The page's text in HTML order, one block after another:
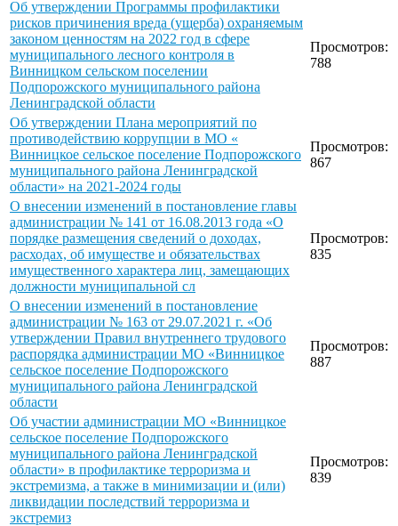
Об утверждении Программы профилактики
рисков причинения вреда (ущерба) охраняемым
законом ценностям на 2022 год в сфере
муниципального лесного контроля в
Винницком сельском поселении
Подпорожского муниципального района
Ленинградской области
Просмотров:
788
Об утверждении Плана мероприятий по
противодействию коррупции в МО «
Винницкое сельское поселение Подпорожского
муниципального района Ленинградской
области» на 2021-2024 годы
Просмотров:
867
О внесении изменений в постановление главы
администрации № 141 от 16.08.2013 года «О
порядке размещения сведений о доходах,
расходах, об имуществе и обязательствах
имущественного характера лиц, замещающих
должности муниципальной сл
Просмотров:
835
О внесении изменений в постановление
администрации № 163 от 29.07.2021 г. «Об
утверждении Правил внутреннего трудового
распорядка администрации МО «Винницкое
сельское поселение Подпорожского
муниципального района Ленинградской
области
Просмотров:
887
Об участии администрации МО «Винницкое
сельское поселение Подпорожского
муниципального района Ленинградской
области» в профилактике терроризма и
экстремизма, а также в минимизации и (или)
ликвидации последствий терроризма и
экстремиз
Просмотров:
839